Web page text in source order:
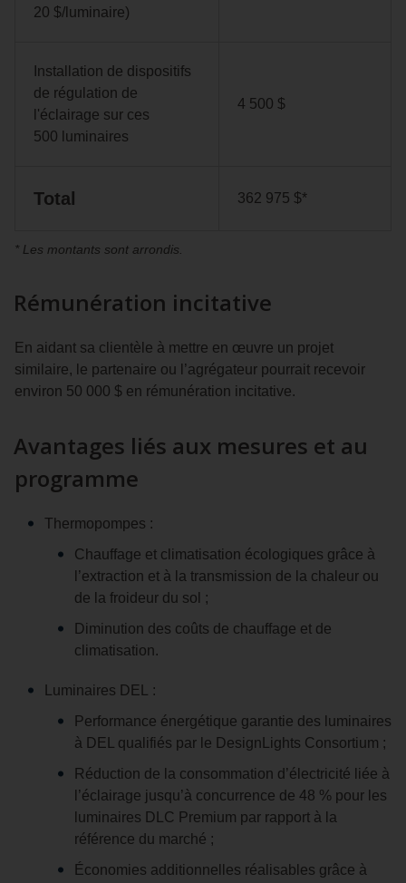
20 $/luminaire)
Installation de dispositifs
de régulation de
l'éclairage sur ces
500 luminaires
4 500 $
Total 362 975 $*
* Les montants sont arrondis.
Rémunération incitative
En aidant sa clientèle à mettre en œuvre un projet
similaire, le partenaire ou l’agrégateur pourrait recevoir
environ 50 000 $ en rémunération incitative.
Avantages liés aux mesures et au
programme
Thermopompes :
Chauffage et climatisation écologiques grâce à
l’extraction et à la transmission de la chaleur ou
de la froideur du sol ;
Diminution des coûts de chauffage et de
climatisation.
Luminaires DEL :
Performance énergétique garantie des luminaires
à DEL qualifiés par le DesignLights Consortium ;
Réduction de la consommation d’électricité liée à
l’éclairage jusqu’à concurrence de 48 % pour les
luminaires DLC Premium par rapport à la
référence du marché ;
Économies additionnelles réalisables grâce à